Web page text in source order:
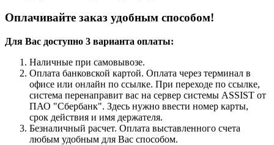
Оплачивайте заказ удобным способом!
Для Вас доступно 3 варианта оплаты:
Наличные при самовывозе.
Оплата банковской картой. Оплата через терминал в
офисе или онлайн по ссылке. При переходе по ссылке,
система перенаправит вас на сервер системы ASSIST от
ПАО "Сбербанк". Здесь нужно ввести номер карты,
срок действия и имя держателя.
Безналичный расчет. Оплата выставленного счета
любым удобным для Вас способом.